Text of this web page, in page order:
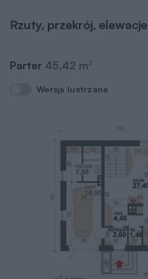
Rzuty, przekrój, elewacje
Parter 45,42 m2
Wersja lustrzana
Wersja lustrzana